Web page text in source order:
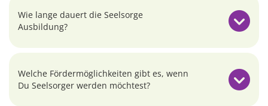
Wie lange dauert die Seelsorge
Ausbildung?
Welche Fördermöglichkeiten gibt es, wenn
Du Seelsorger werden möchtest?